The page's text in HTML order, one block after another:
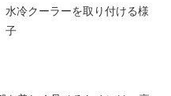
水冷クーラーを取り付ける様
子